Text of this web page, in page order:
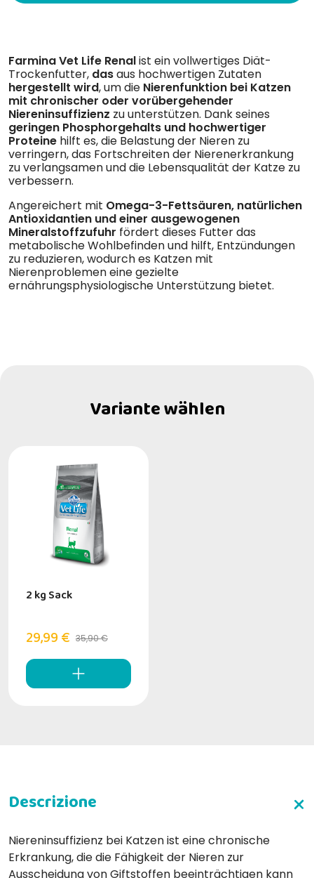
Farmina Vet Life Renalist ein vollwertiges Diät-
Trockenfutter, dasaus hochwertigen Zutaten
hergestellt wird, um die Nierenfunktion bei Katzen
mit chronischer oder vorübergehender
Niereninsuffizienz zu unterstützen. Dank seines
geringen Phosphorgehalts und hochwertiger
Proteine hilft es, die Belastung der Nieren zu
verringern, das Fortschreiten der Nierenerkrankung
zu verlangsamen und die Lebensqualität der Katze zu
verbessern.
Angereichert mit Omega-3-Fettsäuren, natürlichen
Antioxidantien und einer ausgewogenen
Mineralstoffzufuhr fördert dieses Futter das
metabolische Wohlbefinden und hilft, Entzündungen
zu reduzieren, wodurch es Katzen mit
Nierenproblemen eine gezielte
ernährungsphysiologische Unterstützung bietet.
Variante wählen
2 kg Sack
29,99 € 35,90 €
Niereninsuffizienz bei Katzen ist eine chronische
Erkrankung, die die Fähigkeit der Nieren zur
Ausscheidung von Giftstoffen beeinträchtigen kann